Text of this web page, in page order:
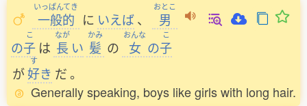
いっぱんてき
一般的 に いえば、
おとこ
男
の
こ
子 は
なが
長 い
かみ
髪 の
おんな
女 の
こ
子
が
す
好き だ。
Generally speaking, boys like girls with long hair.